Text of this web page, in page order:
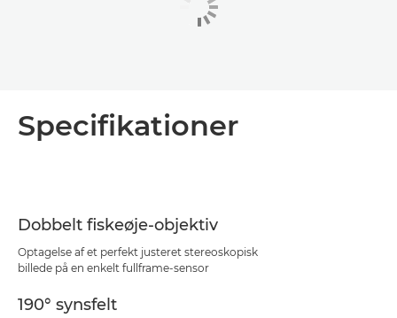
Specifikationer
Dobbelt fiskeøje-objektiv
Optagelse af et perfekt justeret stereoskopisk
billede på en enkelt fullframe-sensor
190° synsfelt